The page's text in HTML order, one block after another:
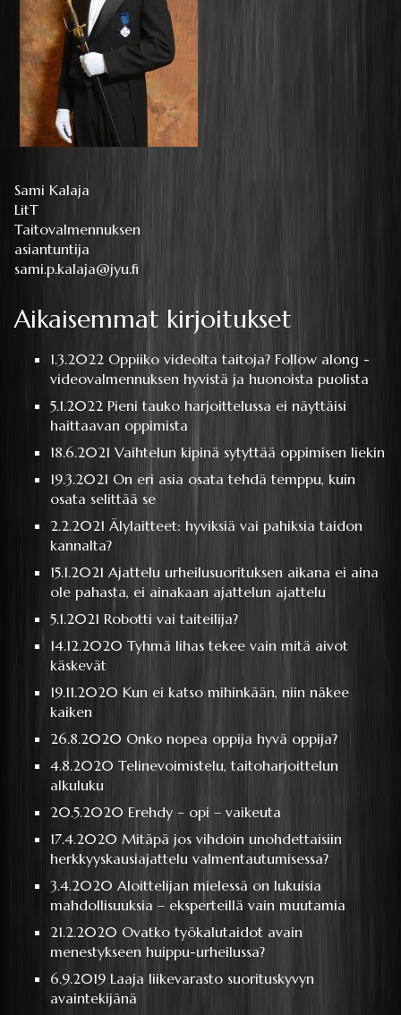
Sami Kalaja
LitT
Taitovalmennuksen
asiantuntija
sami.p.kalaja@jyu.fi
Aikaisemmat kirjoitukset
1.3.2022 Oppiiko videolta taitoja? Follow along -
videovalmennuksen hyvistä ja huonoista puolista
5.1.2022Pieni tauko harjoittelussa ei näyttäisi
haittaavan oppimista
18.6.2021Vaihtelun kipinä sytyttää oppimisen liekin
19.3.2021 On eri asia osata tehdä temppu, kuin
osata selittää se
2.2.2021Älylaitteet: hyviksiä vai pahiksia taidon
kannalta?
15.1.2021Ajattelu urheilusuorituksen aikana ei aina
ole pahasta, ei ainakaan ajattelun ajattelu
5.1.2021 Robotti vai taiteilija?
14.12.2020Tyhmä lihas tekee vain mitä aivot
käskevät
19.11.2020 Kun ei katso mihinkään, niin näkee
kaiken
26.8.2020 Onko nopea oppija hyvä oppija?
4.8.2020Telinevoimistelu, taitoharjoittelun
alkuluku
20.5.2020 Erehdy – opi – vaikeuta
17.4.2020Mitäpä jos vihdoin unohdettaisiin
herkkyyskausiajattelu valmentautumisessa?
3.4.2020Aloittelijan mielessä on lukuisia
mahdollisuuksia – eksperteillä vain muutamia
21.2.2020 Ovatko työkalutaidot avain
menestykseen huippu-urheilussa?
6.9.2019 Laaja liikevarasto suorituskyvyn
avaintekijänä